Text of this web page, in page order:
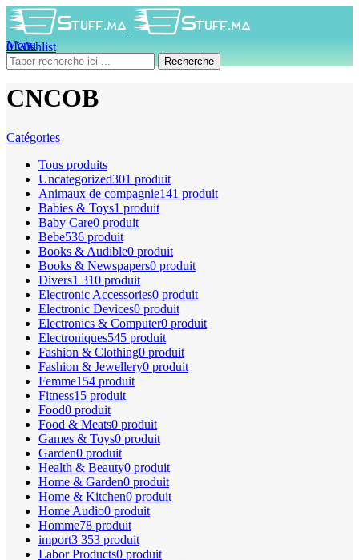
0Wishlist
0produit 0DH
Menu
Recherche
CNCOB
Catégories
Tous produits
Uncategorized301 produit
Animaux de compagnie141 produit
Babies & Toys1 produit
Baby Care0 produit
Bebe536 produit
Books & Audible0 produit
Books & Newspapers0 produit
Divers1 310 produit
Electronic Accessories0 produit
Electronic Devices0 produit
Electronics & Computer0 produit
Electroniques545 produit
Fashion & Clothing0 produit
Fashion & Jewellery0 produit
Femme154 produit
Fitness15 produit
Food0 produit
Food & Meats0 produit
Games & Toys0 produit
Garden0 produit
Health & Beauty0 produit
Home & Garden0 produit
Home & Kitchen0 produit
Home Audio0 produit
Homme78 produit
import3 353 produit
Labor Products0 produit